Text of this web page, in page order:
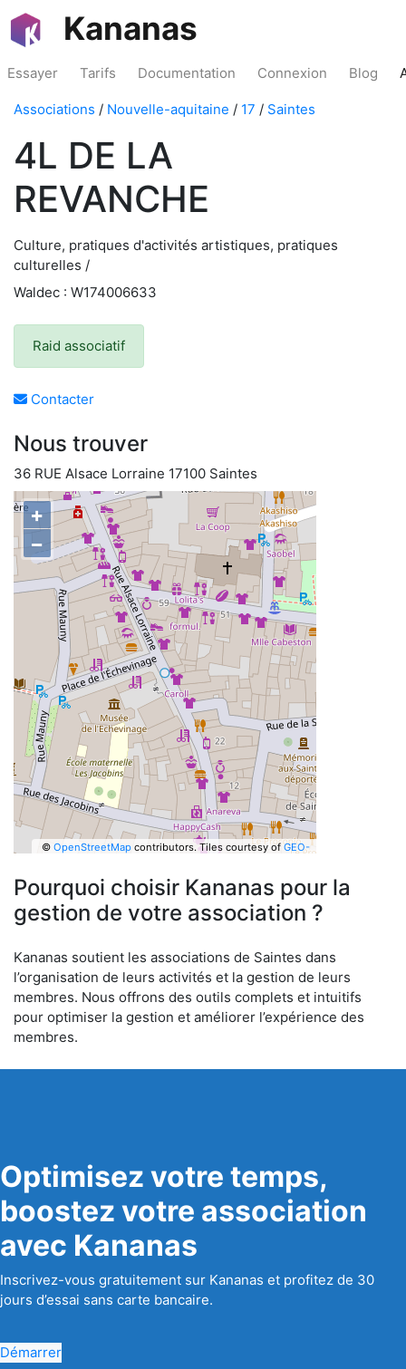
Kananas
Essayer Tarifs Documentation Connexion Blog
Associations / Nouvelle-aquitaine / 17 / Saintes
4L DE LA
REVANCHE
Culture, pratiques d'activités artistiques, pratiques
culturelles /
Waldec : W174006633
Raid associatif
Contacter
Nous trouver
36 RUE Alsace Lorraine 17100 Saintes
+
−
© OpenStreetMapcontributors. Tiles courtesy ofGEO-
Pourquoi choisir Kananas pour la
gestion de votre association ?
Kananas soutient les associations de Saintes dans
l’organisation de leurs activités et la gestion de leurs
membres. Nous offrons des outils complets et intuitifs
pour optimiser la gestion et améliorer l’expérience des
membres.
Optimisez votre temps,
boostez votre association
avec Kananas
Inscrivez-vous gratuitement sur Kananas et profitez de 30
jours d’essai sans carte bancaire.
Démarrer